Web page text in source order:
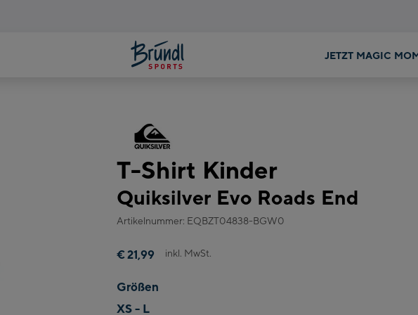
JETZT MAGIC
T-Shirt Kinder
Quiksilver Evo Roads End
Artikelnummer: EQBZT04838-BGW0
€ 21,99 inkl. MwSt.
Größen
XS - L